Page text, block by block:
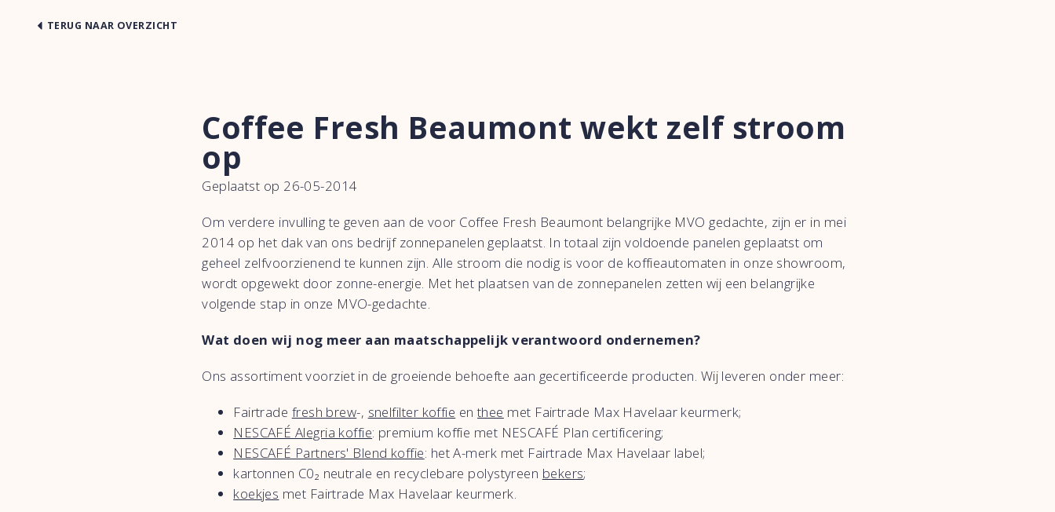
TERUG NAAR OVERZICHT
Coffee Fresh Beaumont wekt zelf stroom
op
Geplaatst op 26-05-2014
Om verdere invulling te geven aan de voor Coffee Fresh Beaumont belangrijke MVO gedachte, zijn er in mei
2014 op het dak van ons bedrijf zonnepanelen geplaatst. In totaal zijn voldoende panelen geplaatst om
geheel zelfvoorzienend te kunnen zijn. Alle stroom die nodig is voor de koffieautomaten in onze showroom,
wordt opgewekt door zonne-energie. Met het plaatsen van de zonnepanelen zetten wij een belangrijke
volgende stap in onze MVO-gedachte.
Wat doen wij nog meer aan maatschappelijk verantwoord ondernemen?
Ons assortiment voorziet in de groeiende behoefte aan gecertificeerde producten. Wij leveren onder meer:
Fairtrade fresh brew-, snelfilter koffie enthee met Fairtrade Max Havelaar keurmerk;
NESCAFÉ Alegria koffie: premium koffie met NESCAFÉ Plan certificering;
NESCAFÉ Partners' Blend koffie: het A-merk met Fairtrade Max Havelaar label;
kartonnen C0₂ neutrale en recyclebare polystyreen bekers;
koekjes met Fairtrade Max Havelaar keurmerk.